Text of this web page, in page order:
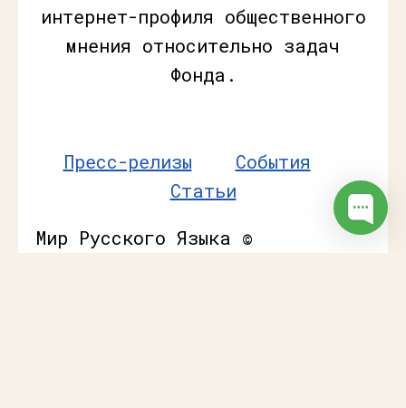
интернет-профиля общественного
мнения относительно задач
Фонда.
Пресс-релизы
События
Статьи
Мир Русского Языка ©